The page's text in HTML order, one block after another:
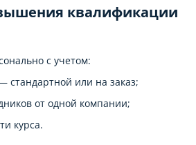
квалификации
с учетом:
или на заказ;
от одной компании;
курса.